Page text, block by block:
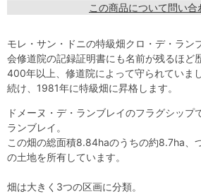
この商品について問い合
モレ・サン・ドニの特級畑クロ・デ・ラン
会修道院の記録証明書にも名前が残るほど
400年以上、修道院によって守られていま
続け、1981年に特級畑に昇格します。
ドメーヌ・デ・ランブレイのフラグシップ
ランブレイ。
この畑の総面積8.84haのうちの約8.7ha、
の土地を所有しています。
畑は大きく3つの区画に分類。